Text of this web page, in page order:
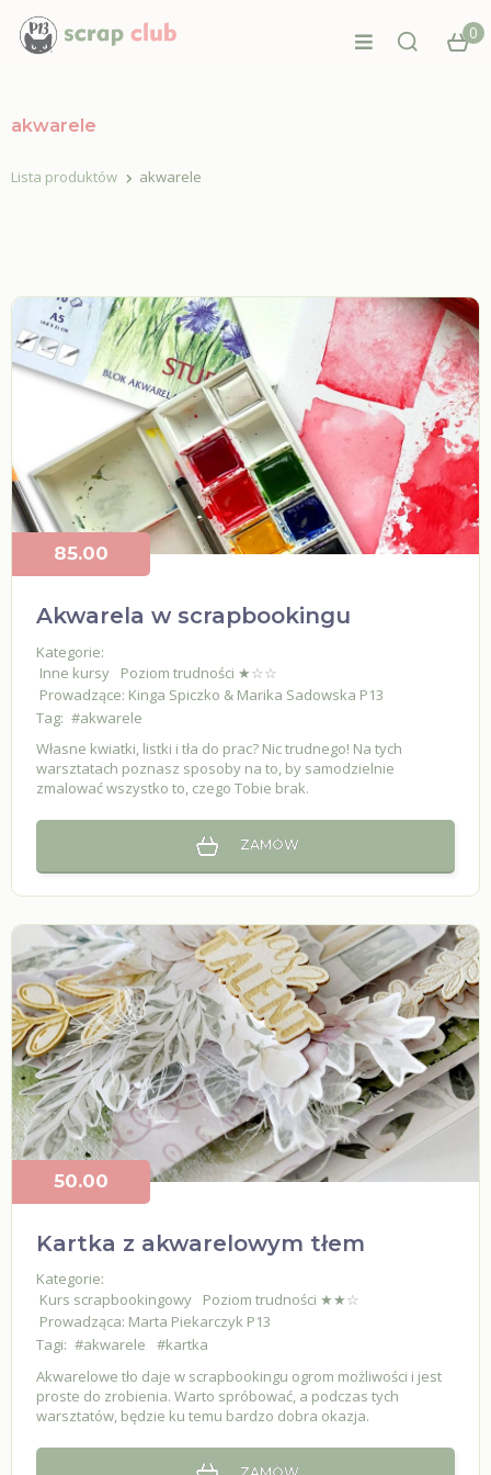
0
akwarele
Lista produktów akwarele
Akwarela w scrapbookingu
Kategorie:
Inne kursy
Poziom trudności ★☆☆
Prowadzące: Kinga Spiczko & Marika Sadowska P13
Tag: #akwarele
Własne kwiatki, listki i tła do prac? Nic trudnego! Na tych
warsztatach poznasz sposoby na to, by samodzielnie
zmalować wszystko to, czego Tobie brak.
85.00
ZAMÓW
Kartka z akwarelowym tłem
Kategorie:
Kurs scrapbookingowy
Poziom trudności ★★☆
Prowadząca: Marta Piekarczyk P13
Tagi: #akwarele
#kartka
Akwarelowe tło daje w scrapbookingu ogrom możliwości i jest
proste do zrobienia. Warto spróbować, a podczas tych
warsztatów, będzie ku temu bardzo dobra okazja.
50.00